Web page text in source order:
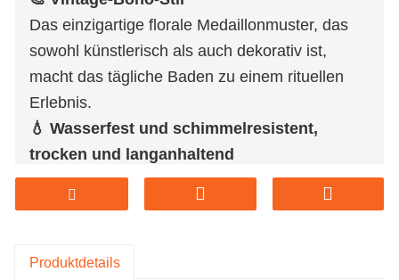
Das einzigartige florale Medaillonmuster, das
sowohl künstlerisch als auch dekorativ ist,
macht das tägliche Baden zu einem rituellen
Erlebnis.
💧 Wasserfest und schimmelresistent,
trocken und langanhaltend
Die Oberfläche ist mit einer hochdichten,
wasserdichten Beschichtung versehen, die
von Feuchtigkeit im Badezimmer reduziert und
Produktdetails